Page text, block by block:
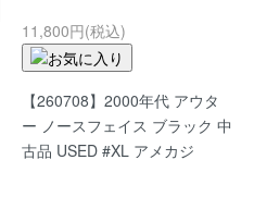
11,800円(税込)
【260708】2000年代 アウタ
ー ノースフェイス ブラック 中
古品 USED #XL アメカジ